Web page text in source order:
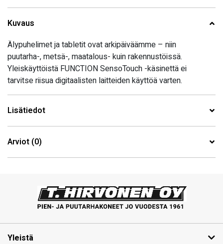
Kuvaus
Älypuhelimet ja tabletit ovat arkipäiväämme – niin
puutarha-, metsä-, maatalous- kuin rakennustöissä.
Yleiskäyttöistä FUNCTION SensoTouch -käsinettä ei
tarvitse riisua digitaalisten laitteiden käyttöä varten.
Lisätiedot
Arviot (0)
Yleistä